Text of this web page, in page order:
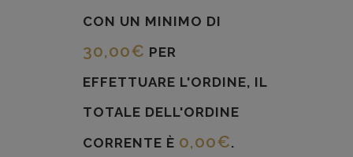
CON UN MINIMO DI
30,00€ PER
EFFETTUARE L'ORDINE, IL
TOTALE DELL'ORDINE
CORRENTE È 0,00€.